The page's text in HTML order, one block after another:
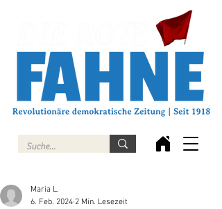
Maria L.
6. Feb. 2024 2 Min. Lesezeit